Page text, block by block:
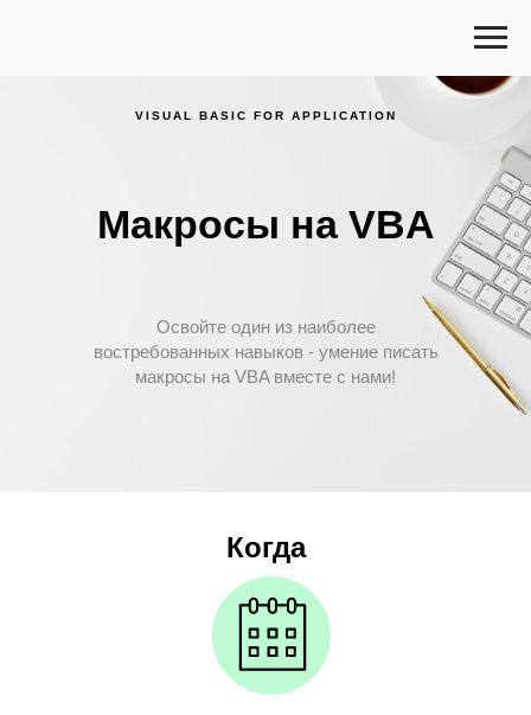
Макросы на VBA
Освойте один из наиболее
востребованных навыков - умение писать
макросы на VBA вместе с нами!
VISUAL BASIC FOR APPLICATION
Когда